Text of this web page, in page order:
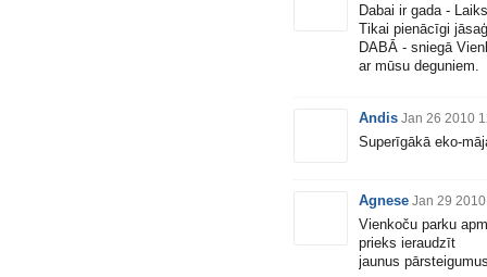
Dabai ir gada -
Tikai pienācīgi
DABĀ - sniegā
ar mūsu deguniem.
Andis Jan 26 2010
Superīgākā eko-
Agnese Jan 29
Vienkoču parku
prieks ieraudzīt
jaunus